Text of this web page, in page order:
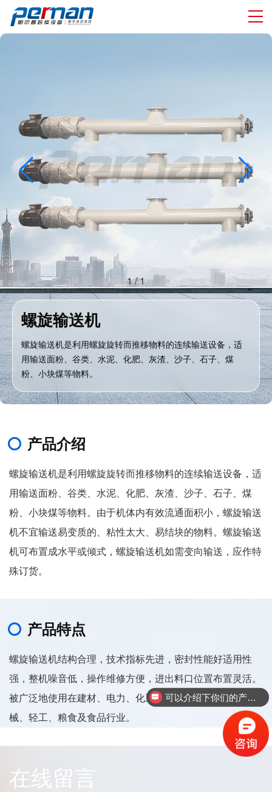
1/1
螺旋输送机
螺旋输送机是利用螺旋旋转而推移物料的连续输送设备，适
用输送面粉、谷类、水泥、化肥、灰渣、沙子、石子、煤
粉、小块煤等物料。
产品介绍
螺旋输送机是利用螺旋旋转而推移物料的连续输送设备，适
用输送面粉、谷类、水泥、化肥、灰渣、沙子、石子、煤
粉、小块煤等物料。由于机体内有效流通面积小，螺旋输送
机不宜输送易变质的、粘性太大、易结块的物料。螺旋输送
机可布置成水平或倾式，螺旋输送机如需变向输送，应作特
殊订货。
产品特点
螺旋输送机结构合理，技术指标先进，密封性能好适用性
强，整机噪音低，操作维修方便，进出料口位置布置灵活。
被广泛地使用在建材、电力、化工、治金、煤炭、铝镁、机
械、轻工、粮食及食品行业。
在线留言
可以介绍下你们的产品么